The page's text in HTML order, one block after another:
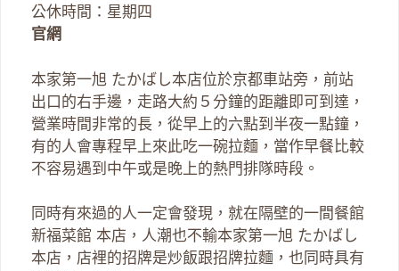
公休時間：星期四
官網
本家第一旭 たかばし本店位於京都車站旁，前站
出口的右手邊，走路大約５分鐘的距離即可到達，
營業時間非常的長，從早上的六點到半夜一點鐘，
有的人會專程早上來此吃一碗拉麵，當作早餐比較
不容易遇到中午或是晚上的熱門排隊時段。
同時有來過的人一定會發現，就在隔壁的一間餐館
新福菜館 本店，人潮也不輸本家第一旭 たかばし
本店，店裡的招牌是炒飯跟招牌拉麵，也同時具有